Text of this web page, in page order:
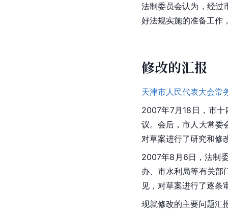
法制委员会认为，经过
好法规实施的准备工作
修改的汇报
天津市人民代表大会常
2007年7月18日，市
议。会后，市人大常委
对草案进行了研究和修
2007年8月6日，法制
办、市水利局等有关部
见，对草案进行了逐条
现就修改的主要问题汇